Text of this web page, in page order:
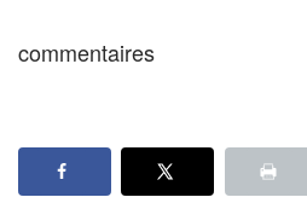
commentaires